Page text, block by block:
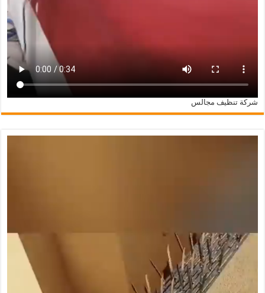
شركة تنظيف مجالس